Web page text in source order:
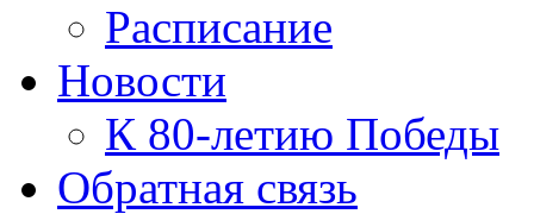
Расписание
Новости
К 80-летию Победы
Обратная связь